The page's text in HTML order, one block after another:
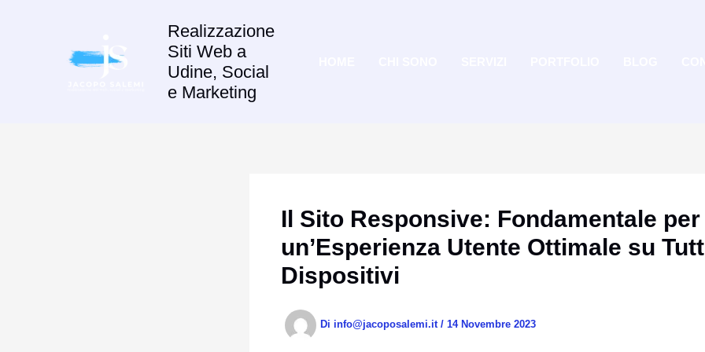
Realizzazione
Siti Web a
Udine, Social
e Marketing
Il Sito Responsive: Fondamentale per
un’Esperienza Utente Ottimale su
Dispositivi
Di info@jacoposalemi.it / 14 Novembre 2023